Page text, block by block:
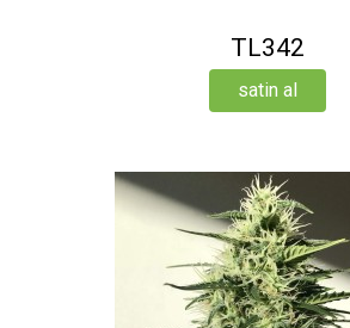
TL342
satin al